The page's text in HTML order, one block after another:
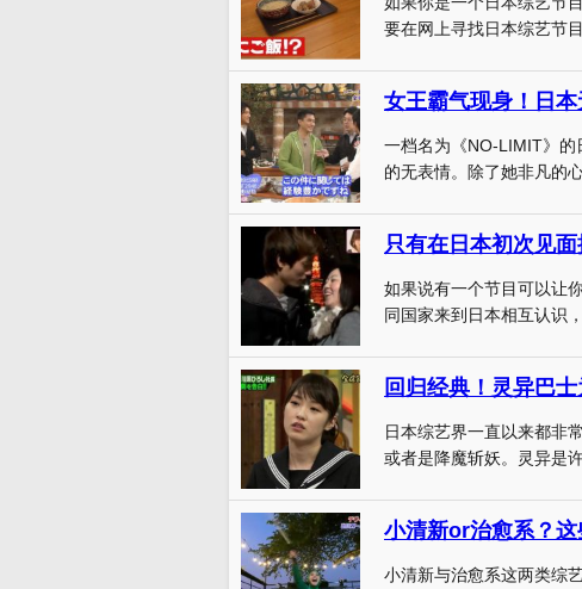
要在网上寻找日本综艺节
女王霸气现身！日
一档名为《NO-LIMIT》
的无表情。除了她非凡的
只有在日本初次见
如果说有一个节目可以让
同国家来到日本相互认识
回归经典！灵异巴
日本综艺界一直以来都非
或者是降魔斩妖。灵异是
小清新or治愈系？
小清新与治愈系这两类综